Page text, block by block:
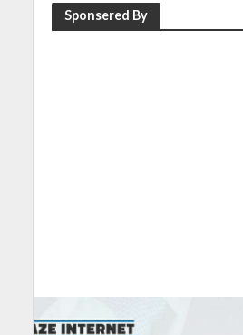
Sponsered By